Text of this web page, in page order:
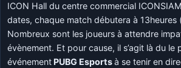
ICON Hall du centre commercial
dates, chaque match débutera à 13heures
Nombreux sont les joueurs à attendre
évènement. Et pour cause, il s’agit là du le
événement PUBG Esportsà se tenir en